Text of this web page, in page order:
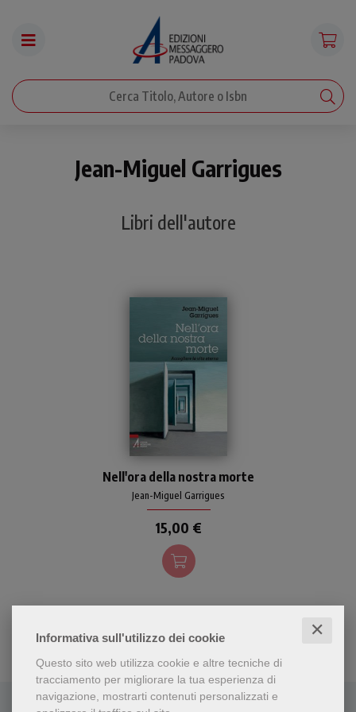
Informativa sull'utilizzo dei cookie ✕
Questo sito web utilizza cookie e altre tecniche di
tracciamento per migliorare la tua esperienza di
navigazione, mostrarti contenuti personalizzati e
Jean-Miguel Garrigues
Libri dell'autore
luce di verità sulla
condizione mortale
dell'uomo e permette al
credente di andare oltre la
morte, di riconoscerla come
realtà naturale ineluttabile.
Nell'ora della nostra morte
Jean-Miguel Garrigues
15,00 €